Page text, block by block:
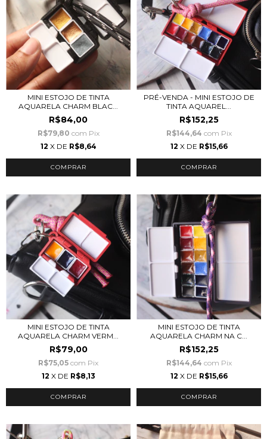
MINI ESTOJO DE TINTA
AQUARELA CHARM BLAC...
R$84,00
R$79,80 com Pix
12 X DE R$8,64
PRÉ-VENDA - MINI ESTOJO DE
TINTA AQUAREL...
R$152,25
R$144,64 com Pix
12 X DE R$15,66
MINI ESTOJO DE TINTA
AQUARELA CHARM VERM...
R$79,00
R$75,05 com Pix
12 X DE R$8,13
MINI ESTOJO DE TINTA
AQUARELA CHARM NA C...
R$152,25
R$144,64 com Pix
12 X DE R$15,66